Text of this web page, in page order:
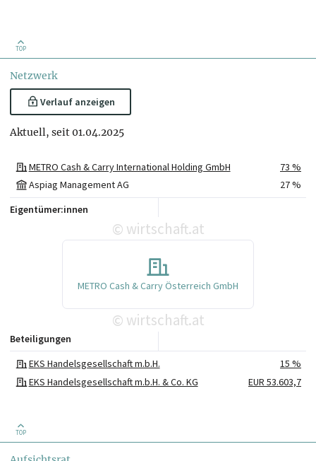
TOP
Netzwerk
Verlauf anzeigen
Aktuell, seit 01.04.2025
METRO Cash & Carry International Holding GmbH
73 %
Aspiag Management AG
27 %
Eigentümer:innen
© wirtschaft.at
METRO Cash & Carry Österreich GmbH
© wirtschaft.at
EKS Handelsgesellschaft m.b.H.
15 %
EKS Handelsgesellschaft m.b.H. & Co. KG
EUR 53.603,7
Beteiligungen
TOP